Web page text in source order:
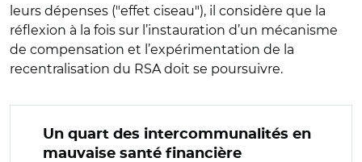
leurs dépenses ("effet ciseau"), il considère que la
réflexion à la fois sur l’instauration d’un mécanisme
de compensation et l’expérimentation de la
recentralisation du RSA doit se poursuivre.
Un quart des intercommunalités en
mauvaise santé financière